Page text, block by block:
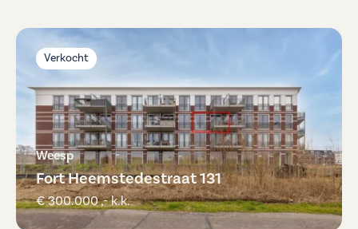
Verkocht
Weesp
Fort Heemstedestraat 131
€ 300.000 ,- k.k.